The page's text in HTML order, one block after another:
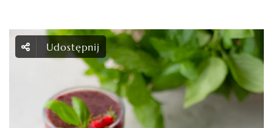
Udostępnij